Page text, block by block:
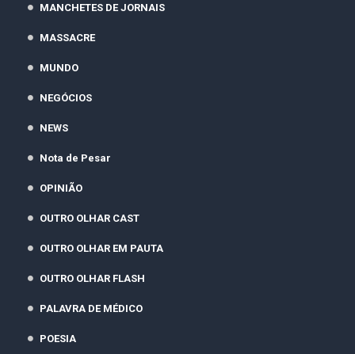
MANCHETES DE JORNAIS
MASSACRE
MUNDO
NEGÓCIOS
NEWS
Nota de Pesar
OPINIÃO
OUTRO OLHAR CAST
OUTRO OLHAR EM PAUTA
OUTRO OLHAR FLASH
PALAVRA DE MÉDICO
POESIA